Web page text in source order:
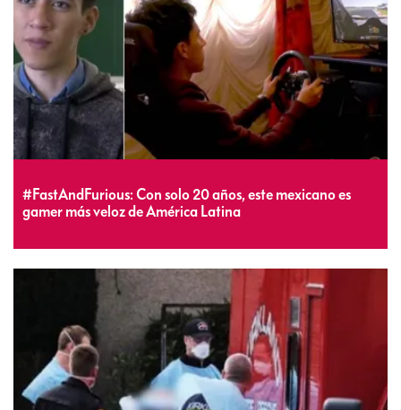
#FastAndFurious: Con solo 20 años, este mexicano es
gamer más veloz de América Latina